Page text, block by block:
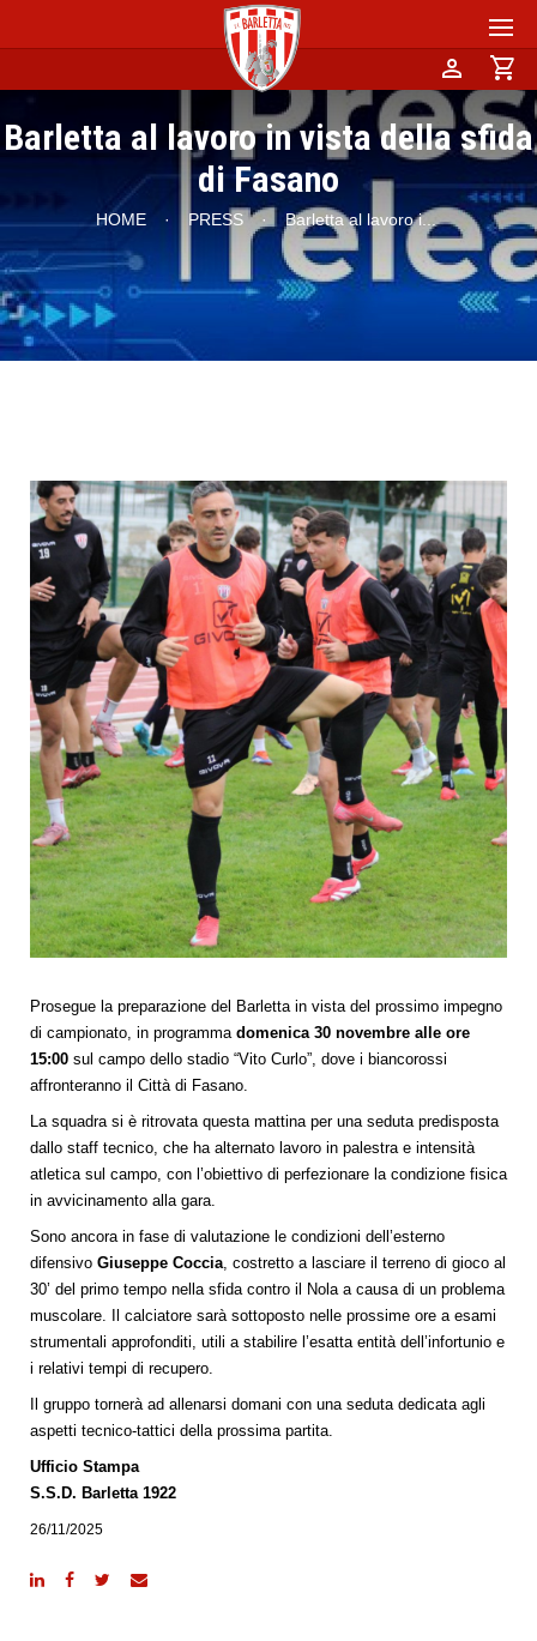
person shopping_cart
Barletta al lavoro in vista della sfida
di Fasano
HOME · PRESS · Barletta al lavoro i...
Prosegue la preparazione del Barletta in vista del prossimo impegno
di campionato, in programma domenica 30 novembre alle ore
15:00 sul campo dello stadio “Vito Curlo”, dove i biancorossi
affronteranno il Città di Fasano.
La squadra si è ritrovata questa mattina per una seduta predisposta
dallo staff tecnico, che ha alternato lavoro in palestra e intensità
atletica sul campo, con l’obiettivo di perfezionare la condizione fisica
in avvicinamento alla gara.
Sono ancora in fase di valutazione le condizioni dell’esterno
difensivo Giuseppe Coccia, costretto a lasciare il terreno di gioco al
30’ del primo tempo nella sfida contro il Nola a causa di un problema
muscolare. Il calciatore sarà sottoposto nelle prossime ore a esami
strumentali approfonditi, utili a stabilire l’esatta entità dell’infortunio e
i relativi tempi di recupero.
Il gruppo tornerà ad allenarsi domani con una seduta dedicata agli
aspetti tecnico-tattici della prossima partita.
Ufficio Stampa
S.S.D. Barletta 1922
26/11/2025